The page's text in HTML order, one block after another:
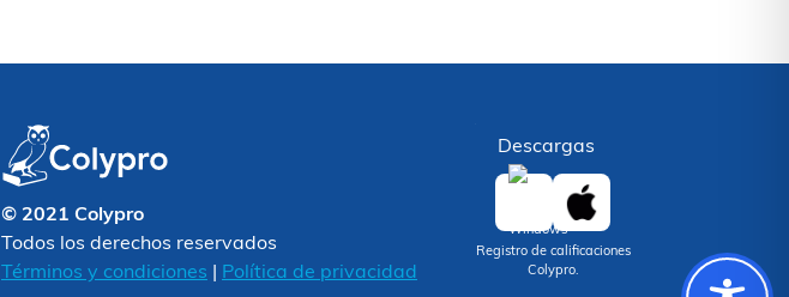
© 2021 Colypro
Todos los derechos reservados
Términos y condiciones
Política de privacidad
Descargas
Registro de calificaciones
Colypro.